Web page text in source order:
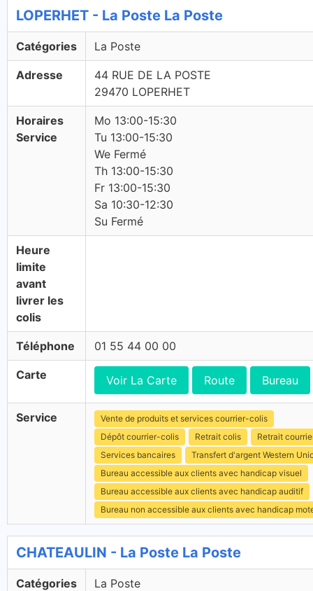
LOPERHET - La Poste La Poste
Catégories La Poste
Adresse
44 RUE DE LA POSTE
29470 LOPERHET
Horaires
Service
Mo 13:00-15:30
Tu 13:00-15:30
We Fermé
Th 13:00-15:30
Fr 13:00-15:30
Sa 10:30-12:30
Su Fermé
Heure
limite
avant
livrer les
colis
Téléphone 01 55 44 00 00
Carte Voir La Carte Route Bureau
Service
Vente de produits et services courrier-colis
Dépôt courrier-colis
Retrait colis
Retrait
Services bancaires
Transfert d'argent Western
Bureau accessible aux clients avec handicap visuel
Bureau accessible aux clients avec handicap auditif
Bureau non accessible aux clients avec handicap
CHATEAULIN - La Poste La Poste
Catégories La Poste